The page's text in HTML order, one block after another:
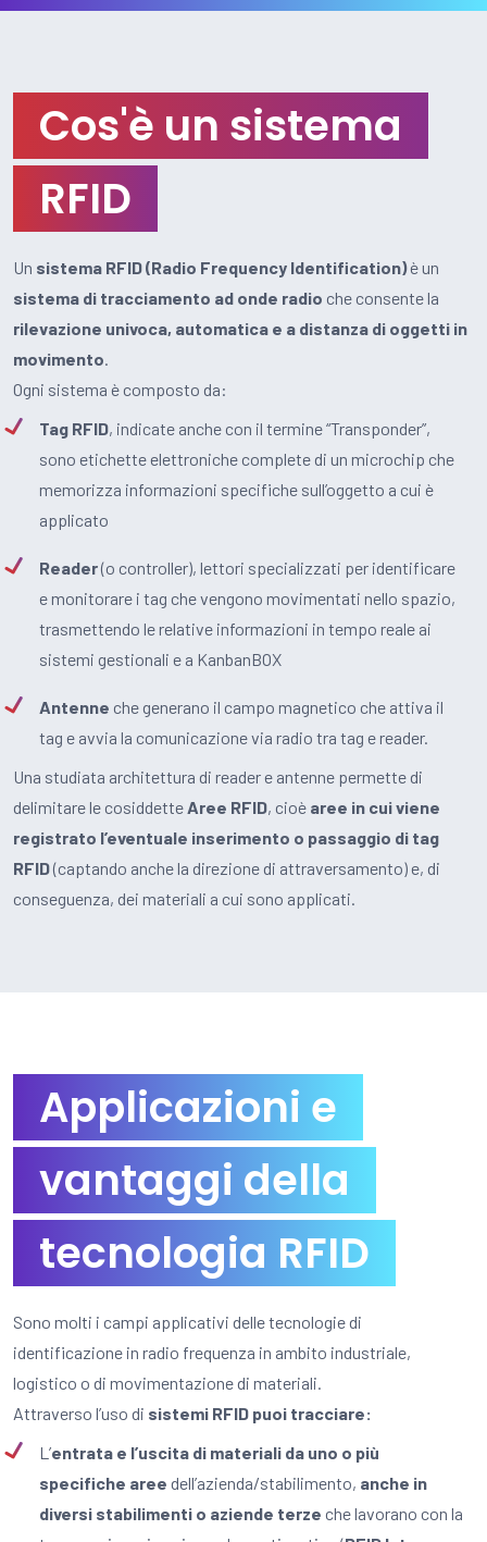
Cos'è un sistema
RFID
Un sistema RFID (Radio Frequency Identification)è un
sistema di tracciamento ad onde radio che consente la
rilevazione univoca, automatica e a distanza di oggetti in
movimento.
Ogni sistema è composto da:
Tag RFID, indicate anche con il termine “Transponder”,
sono etichette elettroniche complete di un microchip che
memorizza informazioni specifiche sull’oggetto a cui è
applicato
Reader(o controller), lettori specializzati per identificare
e monitorare i tag che vengono movimentati nello spazio,
trasmettendo le relative informazioni in tempo reale ai
sistemi gestionali e a KanbanBOX
Antenne che generano il campo magnetico che attiva il
tag e avvia la comunicazione via radio tra tag e reader.
Una studiata architettura di reader e antenne permette di
delimitare le cosiddette Aree RFID, cioè aree in cui viene
registrato l’eventuale inserimento o passaggio di tag
RFID(captando anche la direzione di attraversamento) e, di
conseguenza, dei materiali a cui sono applicati.
Applicazioni e
vantaggi della
tecnologia RFID
Sono molti i campi applicativi delle tecnologie di
identificazione in radio frequenza in ambito industriale,
logistico o di movimentazione di materiali.
Attraverso l’uso di sistemi RFID puoi tracciare:
L’entrata e l’uscita di materiali da uno o più
specifiche aree dell’azienda/stabilimento, anche in
diversi stabilimenti o aziende terze che lavorano con la